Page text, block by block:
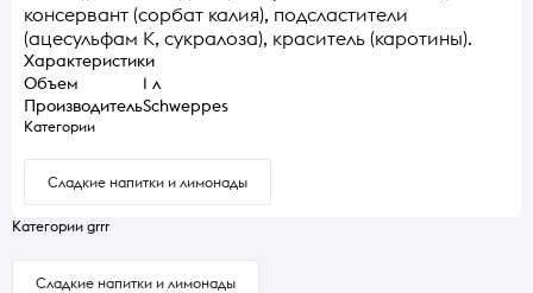
консервант (сорбат калия), подсластители
(ацесульфам К, сукралоза), краситель (каротины).
Характеристики
Объем
1 л
ПроизводительSchweppes
Категории
Сладкие напитки и лимонады
Категории grrr
Сладкие напитки и лимонады